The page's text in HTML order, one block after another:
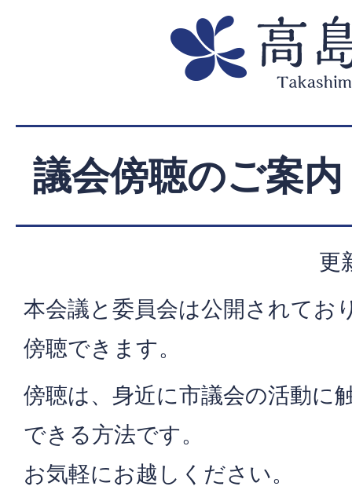
議会傍聴のご案内
更
本会議と委員会は公開されてお
傍聴できます。
傍聴は、身近に市議会の活動に
できる方法です。
お気軽にお越しください。